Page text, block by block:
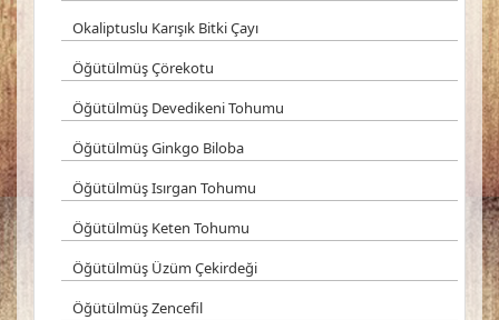
Okaliptuslu Karışık Bitki Çayı
Öğütülmüş Çörekotu
Öğütülmüş Devedikeni Tohumu
Öğütülmüş Ginkgo Biloba
Öğütülmüş Isırgan Tohumu
Öğütülmüş Keten Tohumu
Öğütülmüş Üzüm Çekirdeği
Öğütülmüş Zencefil